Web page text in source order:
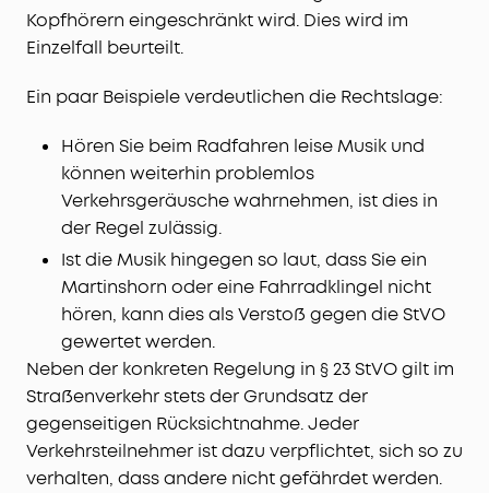
Kopfhörern eingeschränkt wird. Dies wird im
Einzelfall beurteilt.
Ein paar Beispiele verdeutlichen die Rechtslage:
Hören Sie beim Radfahren leise Musik und
können weiterhin problemlos
Verkehrsgeräusche wahrnehmen, ist dies in
der Regel zulässig.
Ist die Musik hingegen so laut, dass Sie ein
Martinshorn oder eine Fahrradklingel nicht
hören, kann dies als Verstoß gegen die StVO
gewertet werden.
Neben der konkreten Regelung in § 23 StVO gilt im
Straßenverkehr stets der Grundsatz der
gegenseitigen Rücksichtnahme. Jeder
Verkehrsteilnehmer ist dazu verpflichtet, sich so zu
verhalten, dass andere nicht gefährdet werden.